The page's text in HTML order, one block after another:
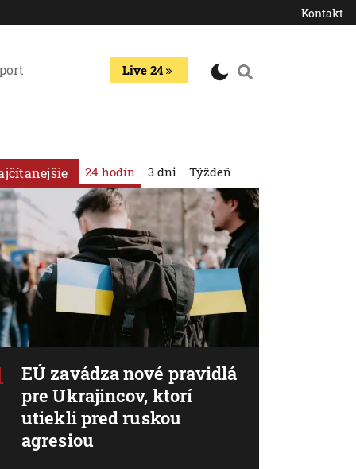
Kontakt
Live 24
24 hodín
EÚ zavádza nové pravidlá
pre Ukrajincov, ktorí
utiekli pred ruskou
agresiou
3 dni Týždeň